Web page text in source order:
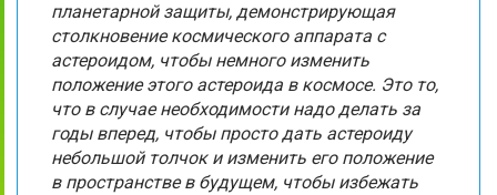
планетарной защиты, демонстрирующая
столкновение космического аппарата с
астероидом, чтобы немного изменить
положение этого астероида в космосе. Это то,
что в случае необходимости надо делать за
годы вперед, чтобы просто дать астероиду
небольшой толчок и изменить его положение
в пространстве в будущем, чтобы избежать